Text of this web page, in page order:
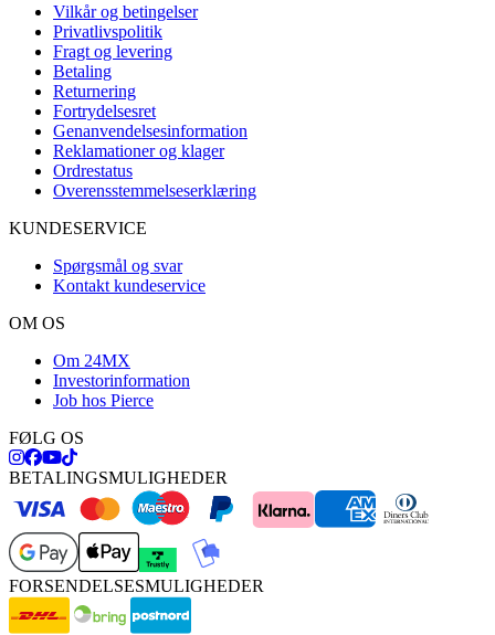
Vilkår og betingelser
Privatlivspolitik
Fragt og levering
Betaling
Returnering
Fortrydelsesret
Genanvendelsesinformation
Reklamationer og klager
Ordrestatus
Overensstemmelseserklæring
KUNDESERVICE
Spørgsmål og svar
Kontakt kundeservice
OM OS
Om 24MX
Investorinformation
Job hos Pierce
FØLG OS
BETALINGSMULIGHEDER
FORSENDELSESMULIGHEDER